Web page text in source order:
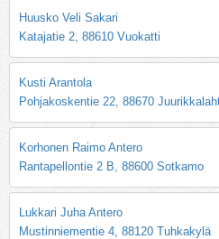
Huusko Veli Sakari
Katajatie 2, 88610 Vuokatti
Kusti Arantola
Pohjakoskentie 22, 88670
Korhonen Raimo Antero
Rantapellontie 2 B, 88600 Sotkamo
Lukkari Juha Antero
Mustinniementie 4, 88120 Tuhkakylä